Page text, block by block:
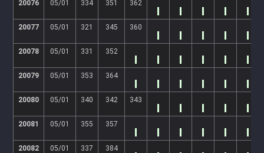
20076 05/01 334 351 362
20077 05/01 321 345 360
20078 05/01 331 352
20079 05/01 353 364
20080 05/01 340 342 343
20081 05/01 355 357
20082 05/01 337 384